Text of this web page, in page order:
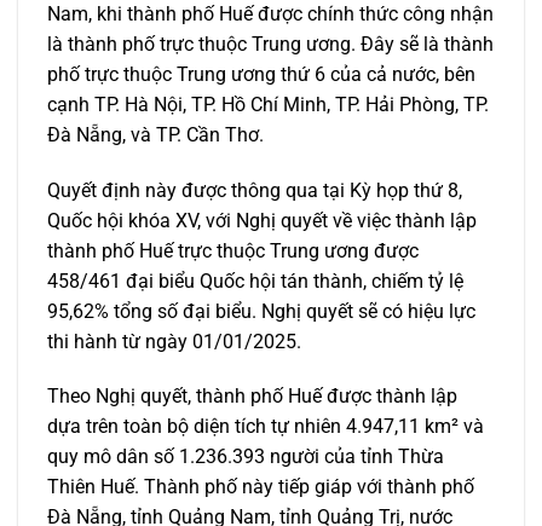
Nam, khi thành phố Huế được chính thức công nhận
là thành phố trực thuộc Trung ương. Đây sẽ là thành
phố trực thuộc Trung ương thứ 6 của cả nước, bên
cạnh TP. Hà Nội, TP. Hồ Chí Minh, TP. Hải Phòng, TP.
Đà Nẵng, và TP. Cần Thơ.
Quyết định này được thông qua tại Kỳ họp thứ 8,
Quốc hội khóa XV, với Nghị quyết về việc thành lập
thành phố Huế trực thuộc Trung ương được
458/461 đại biểu Quốc hội tán thành, chiếm tỷ lệ
95,62% tổng số đại biểu. Nghị quyết sẽ có hiệu lực
thi hành từ ngày 01/01/2025.
Theo Nghị quyết, thành phố Huế được thành lập
dựa trên toàn bộ diện tích tự nhiên 4.947,11 km² và
quy mô dân số 1.236.393 người của tỉnh Thừa
Thiên Huế. Thành phố này tiếp giáp với thành phố
Đà Nẵng, tỉnh Quảng Nam, tỉnh Quảng Trị, nước